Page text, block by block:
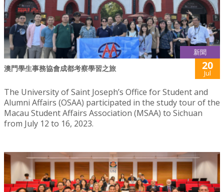
新聞
澳門學生事務協會成都考察學習之旅 20
Jul
The University of Saint Joseph’s Office for Student and
Alumni Affairs (OSAA) participated in the study tour of the
Macau Student Affairs Association (MSAA) to Sichuan
from July 12 to 16, 2023.